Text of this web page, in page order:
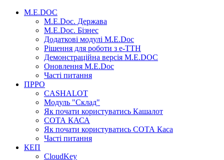
M.E.DOC
M.E.Doc. Держава
M.E.Doc. Бізнес
Додаткові модулі M.E.Doc
Рішення для роботи з е-ТТН
Демонстраційна версія M.E.DOC
Оновлення M.E.Doc
Часті питання
ПРРО
CASHALOT
Модуль "Склад"
Як почати користуватись Кашалот
СОТА КАСА
Як почати користуватись СОТА Каса
Часті питання
КЕП
CloudKey